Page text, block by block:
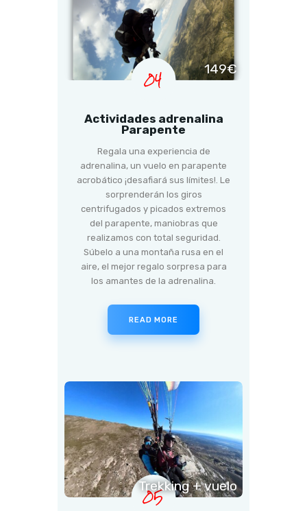
149€
04
Actividades adrenalina
Parapente
Regala una experiencia de
adrenalina, un vuelo en parapente
acrobático ¡desafiará sus límites!. Le
sorprenderán los giros
centrifugados y picados extremos
del parapente, maniobras que
realizamos con total seguridad.
Súbelo a una montaña rusa en el
aire, el mejor regalo sorpresa para
los amantes de la adrenalina.
READ MORE
Trekking + vuelo
05